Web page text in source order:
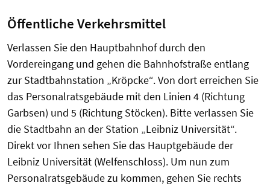
Öffentliche Verkehrsmittel
Verlassen Sie den Hauptbahnhof durch den
Vordereingang und gehen die Bahnhofstraße entlang
zur Stadtbahnstation „Kröpcke“. Von dort erreichen Sie
das Personalratsgebäude mit den Linien 4 (Richtung
Garbsen) und 5 (Richtung Stöcken). Bitte verlassen Sie
die Stadtbahn an der Station „Leibniz Universität“.
Direkt vor Ihnen sehen Sie das Hauptgebäude der
Leibniz Universität (Welfenschloss). Um nun zum
Personalratsgebäude zu kommen, gehen Sie rechts